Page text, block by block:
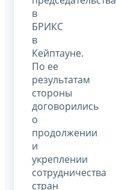
в
БРИКС
в
Кейптауне.
По ее
результатам
стороны
договорились
о
продолжении
и
укреплении
сотрудничества
стран